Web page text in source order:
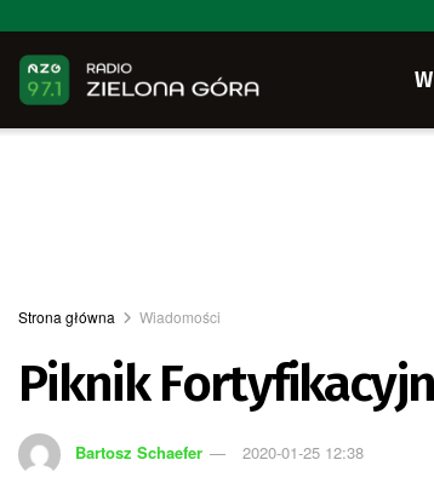
Strona główna Wiadomości
Piknik
Bartosz Schaefer 2020-01-25 12:38